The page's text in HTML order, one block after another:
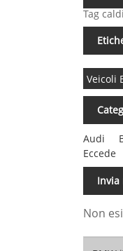
Tag
Veicoli
Audi
Eccede
Invia
Non